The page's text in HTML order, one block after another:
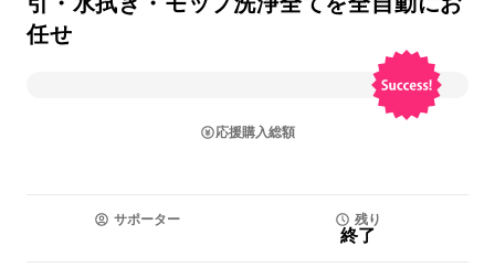
任せ
応援購入総額
サポーター 残り
終了